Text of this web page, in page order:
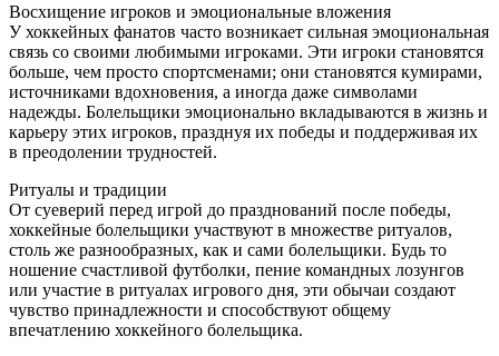
Восхищение игроков и эмоциональные вложения
У хоккейных фанатов часто возникает сильная эмоциональная
связь со своими любимыми игроками. Эти игроки становятся
больше, чем просто спортсменами; они становятся кумирами,
источниками вдохновения, а иногда даже символами
надежды. Болельщики эмоционально вкладываются в жизнь и
карьеру этих игроков, празднуя их победы и поддерживая их
в преодолении трудностей.
Ритуалы и традиции
От суеверий перед игрой до празднований после победы,
хоккейные болельщики участвуют в множестве ритуалов,
столь же разнообразных, как и сами болельщики. Будь то
ношение счастливой футболки, пение командных лозунгов
или участие в ритуалах игрового дня, эти обычаи создают
чувство принадлежности и способствуют общему
впечатлению хоккейного болельщика.